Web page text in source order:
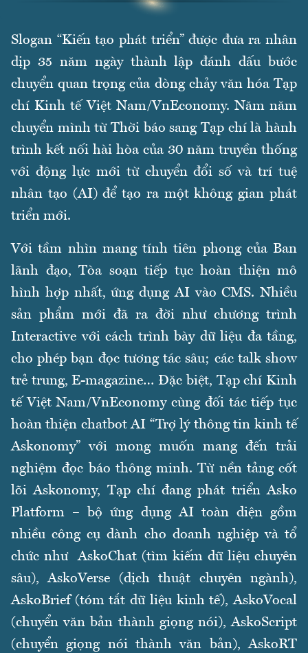
Slogan “Kiến tạo phát triển” được đưa ra nhân
dịp 35 năm ngày thành lập đánh dấu bước
chuyển quan trọng của dòng chảy văn hóa Tạp
chí Kinh tế Việt Nam/VnEconomy. Năm năm
chuyển mình từ Thời báo sang Tạp chí là hành
trình kết nối hài hòa của 30 năm truyền thống
với động lực mới từ chuyển đổi số và trí tuệ
nhân tạo (AI) để tạo ra một không gian phát
triển mới.
Với tầm nhìn mang tính tiên phong của Ban
lãnh đạo, Tòa soạn tiếp tục hoàn thiện mô
hình hợp nhất, ứng dụng AI vào CMS. Nhiều
sản phẩm mới đã ra đời như chương trình
Interactive với cách trình bày dữ liệu đa tầng,
cho phép bạn đọc tương tác sâu; các talk show
trẻ trung, E-magazine… Đặc biệt, Tạp chí Kinh
tế Việt Nam/VnEconomy cùng đối tác tiếp tục
hoàn thiện chatbot AI “Trợ lý thông tin kinh tế
Askonomy” với mong muốn mang đến trải
nghiệm đọc báo thông minh. Từ nền tảng cốt
lõi Askonomy, Tạp chí đang phát triển Asko
Platform – bộ ứng dụng AI toàn diện gồm
nhiều công cụ dành cho doanh nghiệp và tổ
chức như AskoChat (tìm kiếm dữ liệu chuyên
sâu), AskoVerse (dịch thuật chuyên ngành),
AskoBrief (tóm tắt dữ liệu kinh tế), AskoVocal
(chuyển văn bản thành giọng nói), AskoScript
(chuyển giọng nói thành văn bản), AskoRT